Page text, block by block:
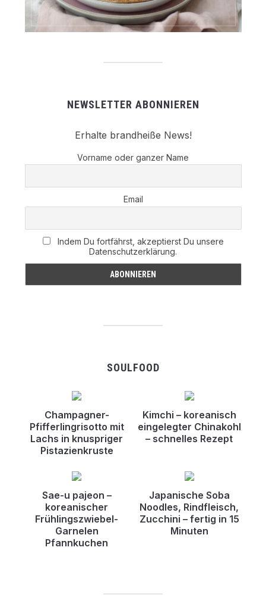
NEWSLETTER ABONNIEREN
Erhalte brandheiße News!
Vorname oder ganzer Name
Email
Indem Du fortfährst, akzeptierst Du unsere
Datenschutzerklärung.
SOULFOOD
Champagner-
Pfifferlingrisotto mit
Lachs in knuspriger
Pistazienkruste
Kimchi – koreanisch
eingelegter Chinakohl
– schnelles Rezept
Sae-u pajeon –
koreanischer
Frühlingszwiebel-
Garnelen
Pfannkuchen
Japanische Soba
Noodles, Rindfleisch,
Zucchini – fertig in 15
Minuten